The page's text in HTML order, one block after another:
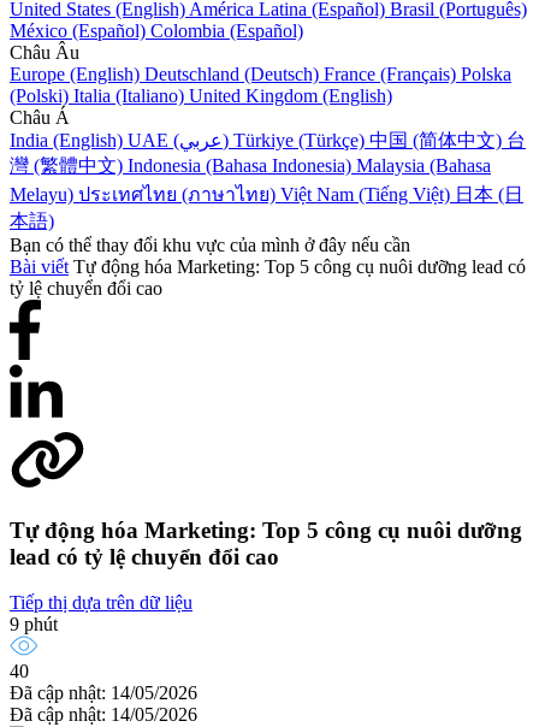
United States (English) América Latina (Español) Brasil (Português)
México (Español) Colombia (Español)
Châu Âu
Europe (English) Deutschland (Deutsch) France (Français) Polska
(Polski) Italia (Italiano) United Kingdom (English)
Châu Á
India (English)
UAE (عربي) Türkiye (Türkçe) 中国 (简体中文) 台
灣 (繁體中文) Indonesia (Bahasa Indonesia) Malaysia (Bahasa
Melayu) ประเทศไทย (ภาษาไทย) Việt Nam (Tiếng Việt) 日本 (日
本語)
Bạn có thể thay đổi khu vực của mình ở đây nếu cần
Bài viết Tự động hóa Marketing: Top 5 công cụ nuôi dưỡng lead có
tỷ lệ chuyển đổi cao
Tự động hóa Marketing: Top 5 công cụ nuôi dưỡng
lead có tỷ lệ chuyển đổi cao
Tiếp thị dựa trên dữ liệu
9 phút
40
Đã cập nhật: 14/05/2026
Đã cập nhật: 14/05/2026